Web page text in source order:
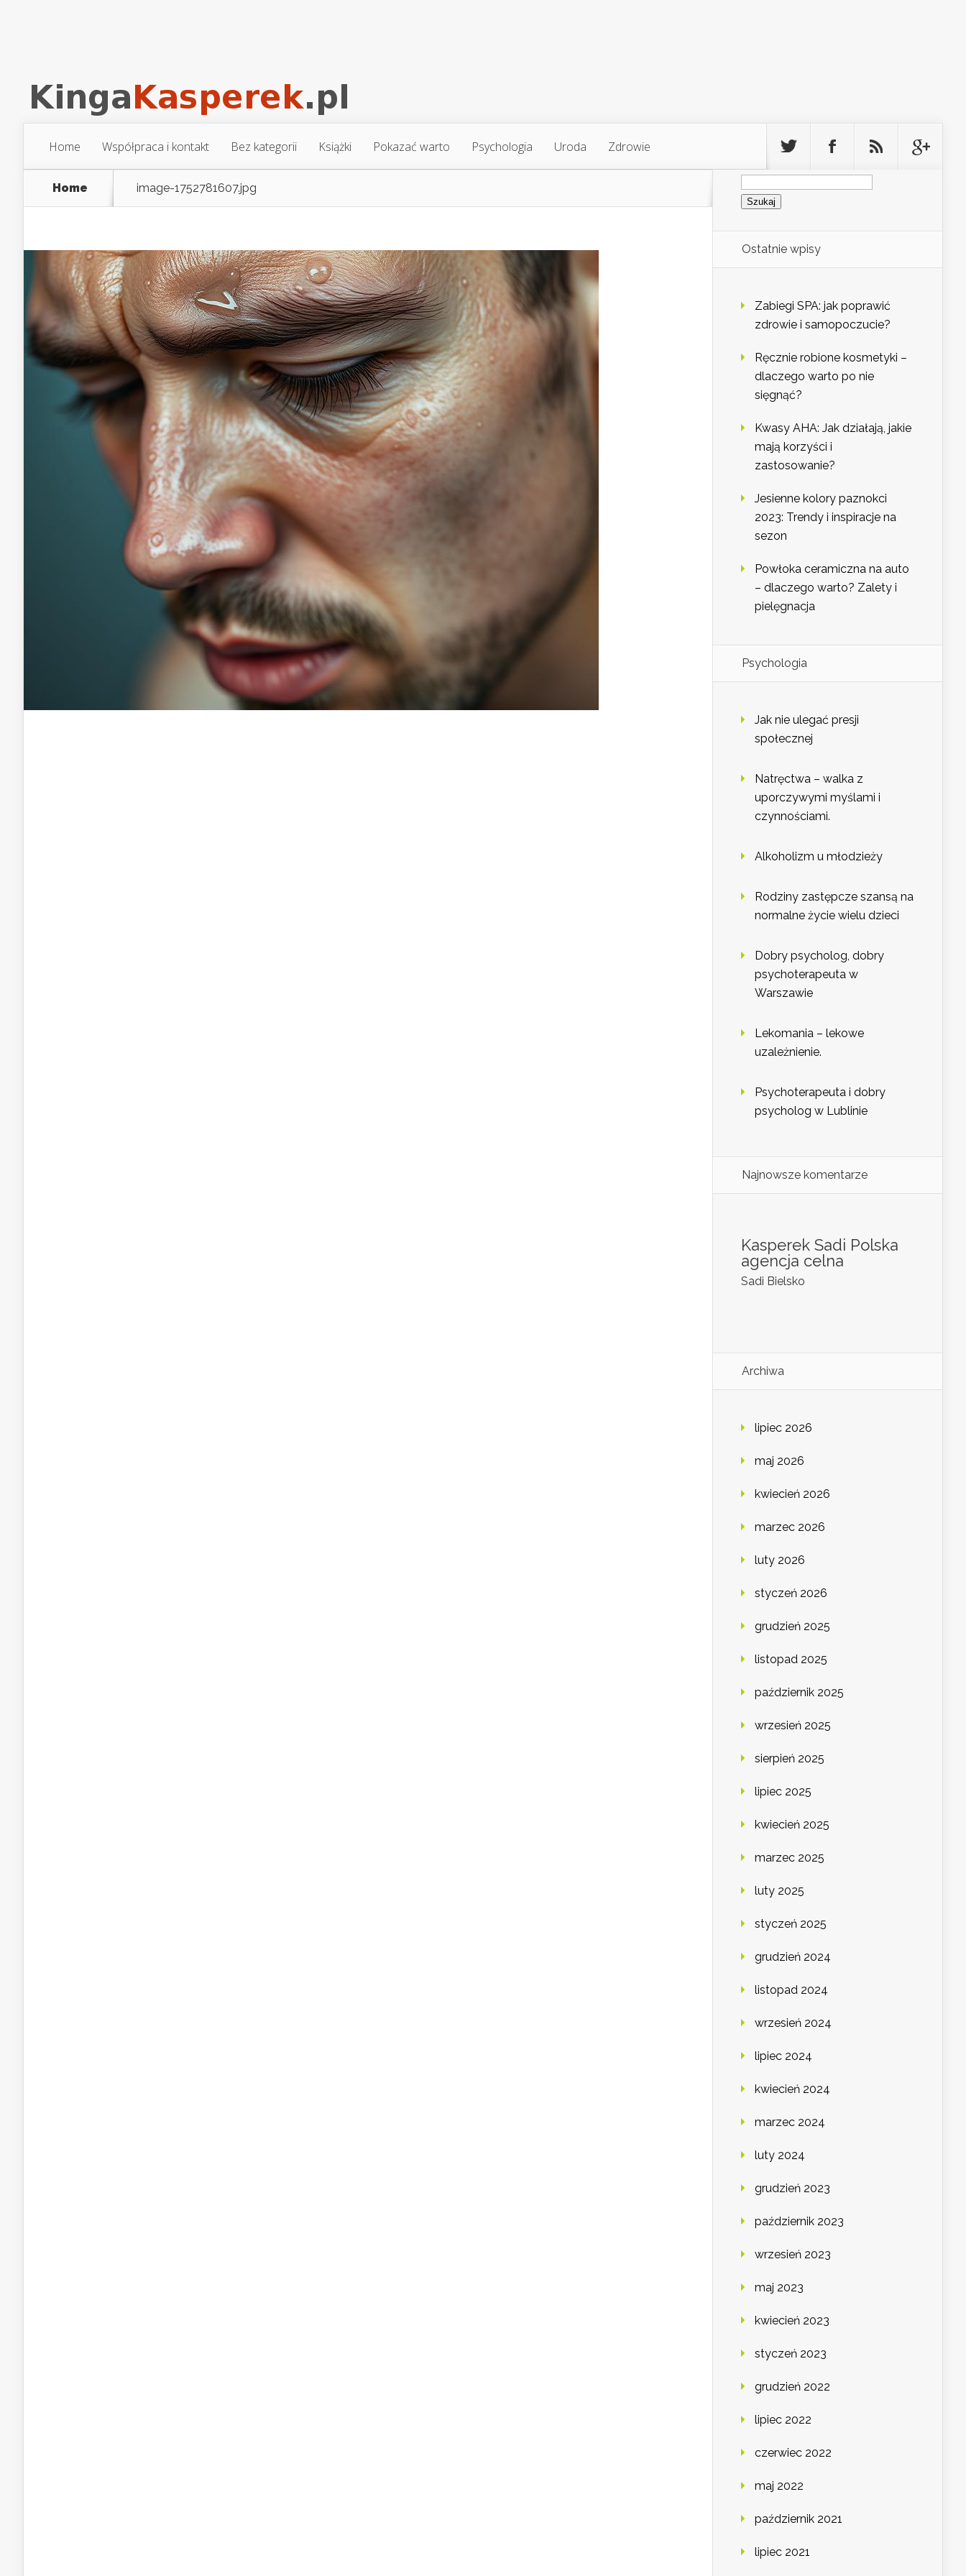
Home Współpraca i kontakt Bez kategorii Książki Pokazać warto Psychologia Uroda Zdrowie
Home image-1752781607.jpg
Szukaj:
Ostatnie wpisy
Zabiegi SPA: jak poprawić
zdrowie i samopoczucie?
Ręcznie robione kosmetyki –
dlaczego warto po nie
sięgnąć?
Kwasy AHA: Jak działają, jakie
mają korzyści i
zastosowanie?
Jesienne kolory paznokci
2023: Trendy i inspiracje na
sezon
Powłoka ceramiczna na auto
– dlaczego warto? Zalety i
pielęgnacja
Psychologia
Jak nie ulegać presji
społecznej
Natręctwa – walka z
uporczywymi myślami i
czynnościami.
Alkoholizm u młodzieży
Rodziny zastępcze szansą na
normalne życie wielu dzieci
Dobry psycholog, dobry
psychoterapeuta w
Warszawie
Lekomania – lekowe
uzależnienie.
Psychoterapeuta i dobry
psycholog w Lublinie
Najnowsze komentarze
Kasperek Sadi Polska
agencja celna
Sadi Bielsko
Archiwa
lipiec 2026
maj 2026
kwiecień 2026
marzec 2026
luty 2026
styczeń 2026
grudzień 2025
listopad 2025
październik 2025
wrzesień 2025
sierpień 2025
lipiec 2025
kwiecień 2025
marzec 2025
luty 2025
styczeń 2025
grudzień 2024
listopad 2024
wrzesień 2024
lipiec 2024
kwiecień 2024
marzec 2024
luty 2024
grudzień 2023
październik 2023
wrzesień 2023
maj 2023
kwiecień 2023
styczeń 2023
grudzień 2022
lipiec 2022
czerwiec 2022
maj 2022
październik 2021
lipiec 2021